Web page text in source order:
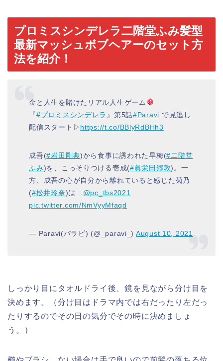
プロミスシンデレラ二階堂ふみ髪型
最新マッシュボブヘアーのセット方
法を紹介！
金と人生を賭けたリアル人生ゲーム
『#プロミスシンデレラ 』第5話#Paravi で見逃し
配信スタート▷ https://t.co/BBlyRdBHh3
成吾(#岩田剛典)から食事に誘われた早梅(#二階堂
ふみ)を、こっそりつける壱成(#眞栄田郷敦)。一
方、成吾の心が自分から離れていると感じた菊乃
(#松井玲奈)は… @pc_tbs2021
pic.twitter.com/NmVyyMfaqd
— Paravi(パラビ) (@_paravi_) August 10, 2021
しっかり目にタオルドライ後、鏡を見ながら分け目を
決めます。（分け目はドラマ内では右だったり左だっ
たりするのでその日の気分でその時に決めましょ
う。）